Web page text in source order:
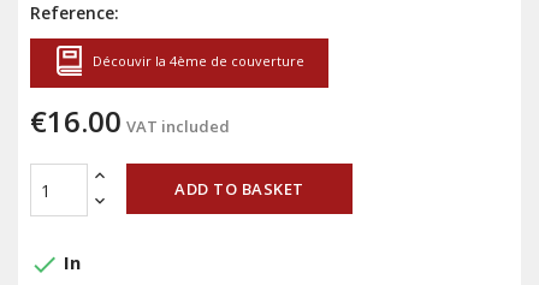
Reference:
Découvir la 4ème de couverture
€16.00 VAT included
ADD TO BASKET
done In